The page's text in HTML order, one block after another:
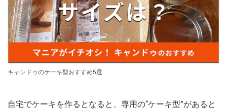
キャンドゥのケーキ型おすすめ5選
自宅でケーキを作るとなると、専用の“ケーキ型”があると